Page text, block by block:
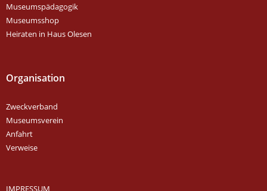
Museumspädagogik
Museumsshop
Heiraten in Haus Olesen
Organisation
Zweckverband
Museumsverein
Anfahrt
Verweise
IMPRESSUM